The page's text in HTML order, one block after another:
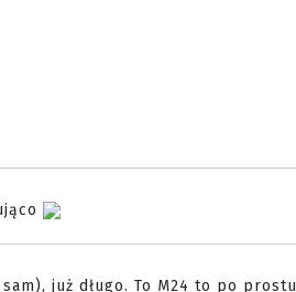
już długo. To M24 to po prostu